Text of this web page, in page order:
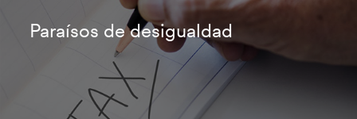
Paraísos de desigualdad